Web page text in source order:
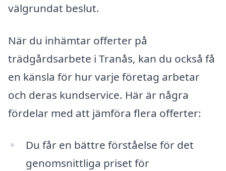
välgrundat beslut.
När du inhämtar offerter på
trädgårdsarbete i Tranås, kan du också få
en känsla för hur varje företag arbetar
och deras kundservice. Här är några
fördelar med att jämföra flera offerter:
Du får en bättre förståelse för det
genomsnittliga priset för